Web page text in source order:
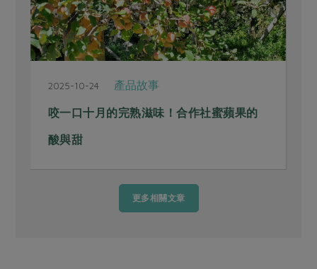
2025-10-24 產品故事
咬一口十月的完熟滋味！合作社蜜蘋果的
酸與甜
更多相關文章